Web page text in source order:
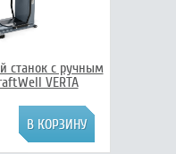
станок с ручным
VERTA